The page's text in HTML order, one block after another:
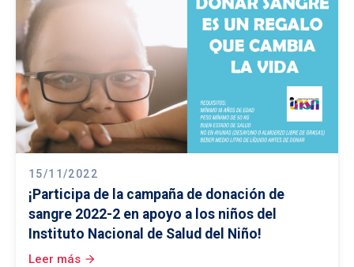
15/11/2022
¡Participa de la campaña de donación de
sangre 2022-2 en apoyo a los niños del
Instituto Nacional de Salud del Niño!
Leer más arrow_forward